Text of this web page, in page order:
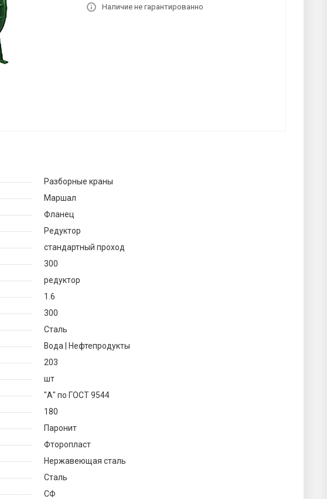
Наличие не гарантированно
Разборные краны
Маршал
Фланец
Редуктор
стандартный проход
300
редуктор
1.6
300
Сталь
Вода | Нефтепродукты
203
шт
"А" по ГОСТ 9544
180
Паронит
Фторопласт
Нержавеющая сталь
Сталь
СФ